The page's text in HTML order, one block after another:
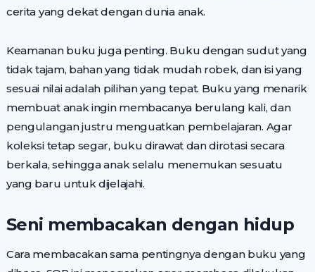
cerita yang dekat dengan dunia anak.
Keamanan buku juga penting. Buku dengan sudut yang
tidak tajam, bahan yang tidak mudah robek, dan isi yang
sesuai nilai adalah pilihan yang tepat. Buku yang menarik
membuat anak ingin membacanya berulang kali, dan
pengulangan justru menguatkan pembelajaran. Agar
koleksi tetap segar, buku dirawat dan dirotasi secara
berkala, sehingga anak selalu menemukan sesuatu
yang baru untuk dijelajahi.
Seni membacakan dengan hidup
Cara membacakan sama pentingnya dengan buku yang